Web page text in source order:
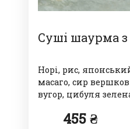
Суші шаурма
Норі, рис,
масаго, сир
вугор, цибуля
455 ₴